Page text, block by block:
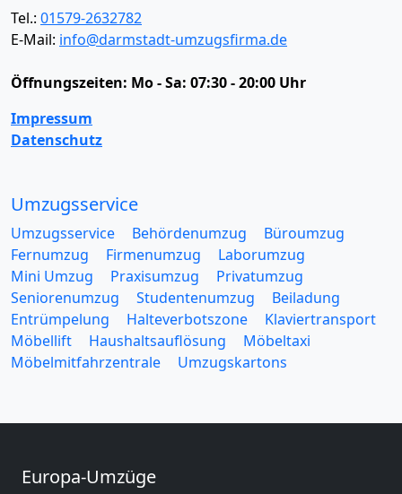
Tel.: 01579-2632782
E-Mail: info@darmstadt-umzugsfirma.de
Öffnungszeiten: Mo - Sa: 07:30 - 20:00 Uhr
Impressum
Datenschutz
Umzugsservice
Umzugsservice Behördenumzug
Büroumzug
Fernumzug
Firmenumzug
Laborumzug
Mini Umzug
Praxisumzug
Privatumzug
Seniorenumzug
Studentenumzug
Beiladung
Entrümpelung
Halteverbotszone
Klaviertransport
Möbellift
Haushaltsauflösung
Möbeltaxi
Möbelmitfahrzentrale
Umzugskartons
Europa-Umzüge